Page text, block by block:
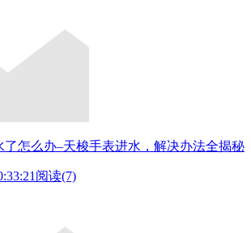
了怎么办–天梭手表进水，解决办法全揭秘
阅读(7)